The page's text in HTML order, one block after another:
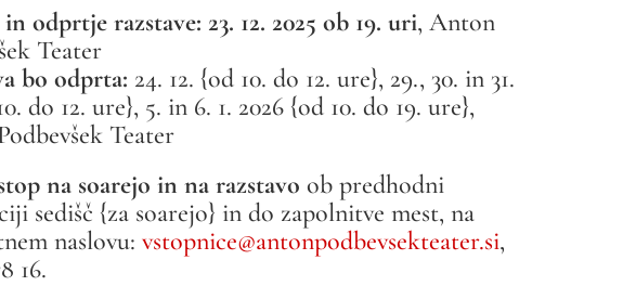
odprtje razstave: 23. 12. 2025 ob 19. uri, Anton
Teater
bo odprta: 24. 12. {od 10. do 12. ure}, 29., 30. in 31.
do 12. ure}, 5. in 6. 1. 2026 {od 10. do 19. ure},
Teater
na soarejo in na razstavo ob predhodni
sedišč {za soarejo} in do zapolnitve mest, na
naslovu: vstopnice@antonpodbevsekteater.si,
16.